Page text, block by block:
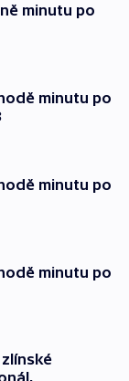
minutu po
minutu po
minutu po
minutu po